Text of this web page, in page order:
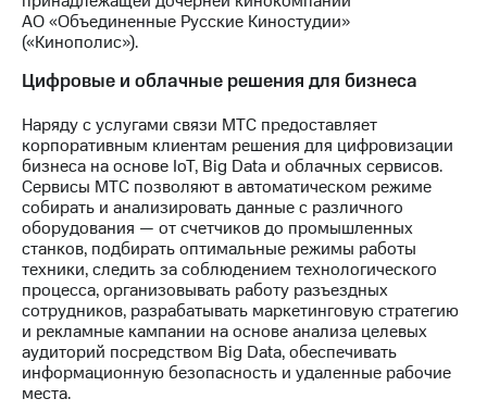
АО «Объединенные Русские Киностудии»
(«Кинополис»).
Цифровые и облачные решения для бизнеса
Наряду с услугами связи МТС предоставляет
корпоративным клиентам решения для цифровизации
бизнеса на основе IoT, Big Data и облачных сервисов.
Сервисы МТС позволяют в автоматическом режиме
собирать и анализировать данные с различного
оборудования — от счетчиков до промышленных
станков, подбирать оптимальные режимы работы
техники, следить за соблюдением технологического
процесса, организовывать работу разъездных
сотрудников, разрабатывать маркетинговую стратегию
и рекламные кампании на основе анализа целевых
аудиторий посредством Big Data, обеспечивать
информационную безопасность и удаленные рабочие
места.